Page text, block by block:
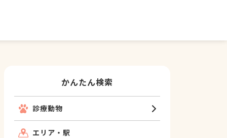
かんたん検索
診療動物
エリア・駅